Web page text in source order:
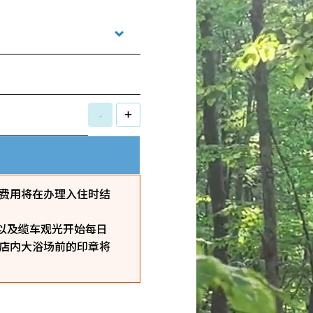
- +
用将在办理入住时结
及缆车观光开始每日
内大浴场前的印章将